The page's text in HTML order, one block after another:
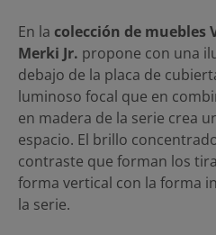
En la colección de muebles
Merki Jr. propone con una
debajo de la placa de
luminoso focal que en
en madera de la serie crea
espacio. El brillo
contraste que forman los
forma vertical con la forma
la serie.